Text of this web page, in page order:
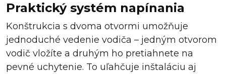
Praktický systém napínania
Konštrukcia s dvoma otvormi umožňuje
jednoduché vedenie vodiča – jedným otvorom
vodič vložíte a druhým ho pretiahnete na
pevné uchytenie. To uľahčuje inštaláciu aj